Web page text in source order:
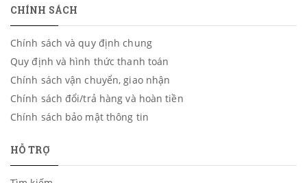
CHÍNH SÁCH
Chính sách và quy định chung
Quy định và hình thức thanh toán
Chính sách vận chuyển, giao nhận
Chính sách đổi/trả hàng và hoàn tiền
Chính sách bảo mật thông tin
HỖ TRỢ